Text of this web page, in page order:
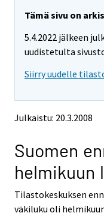
Tämä sivu on
5.4.2022 jälkeen
uudistetulta
Siirry uudelle
Julkaistu: 20.3.2008
Suomen
helmikuun
Tilastokeskuksen
väkiluku oli